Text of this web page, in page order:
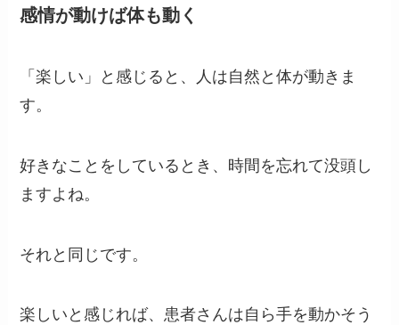
感情が動けば体も動く
「楽しい」と感じると、人は自然と体が動きま
す。
好きなことをしているとき、時間を忘れて没頭し
ますよね。
それと同じです。
楽しいと感じれば、患者さんは自ら手を動かそう